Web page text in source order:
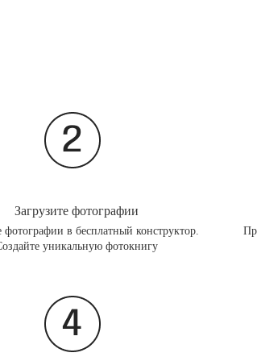
Загрузите фотографии
фотографии в бесплатный конструктор.
уникальную фотокнигу